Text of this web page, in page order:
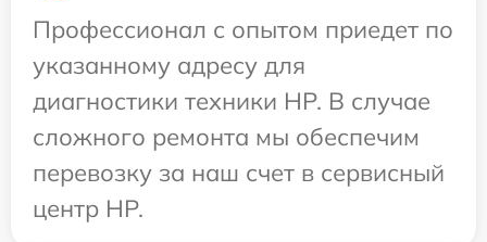
Профессионал с опытом приедет по
указанному адресу для
диагностики техники HP. В случае
сложного ремонта мы обеспечим
перевозку за наш счет в сервисный
центр HP.